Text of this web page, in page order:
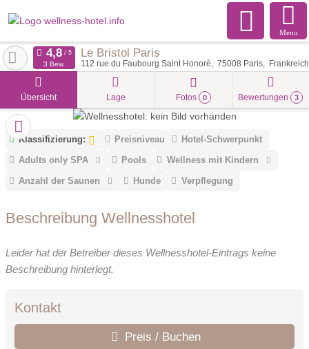
Menu
Le Bristol Paris
112 rue du Faubourg Saint Honoré 75008 Paris Frankreich
3 Bew.
Übersicht Lage Fotos 0 Bewertungen 3
Klassifizierung: Preisniveau
Hotel-Schwerpunkt
Adults only SPA
Pools
Wellness mit Kindern
Anzahl der Saunen
Hunde Verpflegung
Beschreibung Wellnesshotel
Leider hat der Betreiber dieses Wellnesshotel-Eintrags keine
Beschreibung hinterlegt.
Kontakt
Preis / Buchen